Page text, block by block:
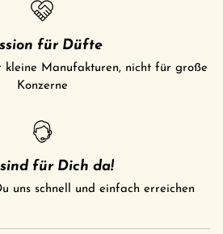
für Düfte
kleine Manufakturen, nicht für große
Konzerne
für Dich da!
uns schnell und einfach erreichen